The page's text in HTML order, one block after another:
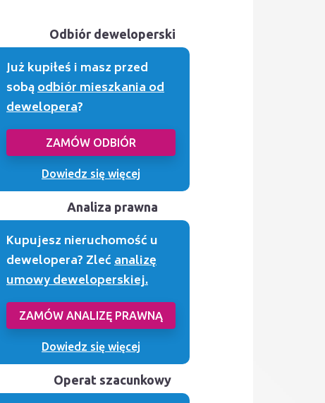
Odbiór deweloperski
Już kupiłeś i masz przed
sobąodbiór mieszkania od
dewelopera?
ZAMÓW ODBIÓR
Dowiedz się więcej
Analiza prawna
Kupujesz nieruchomość u
dewelopera? Zlećanalizę
umowy deweloperskiej.
ZAMÓW ANALIZĘ PRAWNĄ
Dowiedz się więcej
Operat szacunkowy